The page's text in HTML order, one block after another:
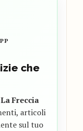
che
La Freccia
articoli
sul tuo